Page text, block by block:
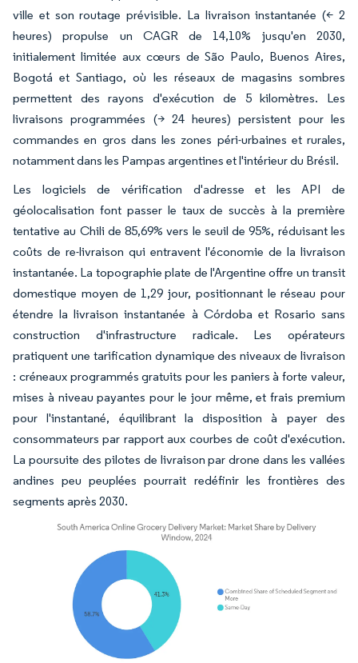
ville et son routage prévisible. La livraison instantanée (< 2
heures) propulse un CAGR de 14,10% jusqu'en 2030,
initialement limitée aux cœurs de São Paulo, Buenos Aires,
Bogotá et Santiago, où les réseaux de magasins sombres
permettent des rayons d'exécution de 5 kilomètres. Les
livraisons programmées (> 24 heures) persistent pour les
commandes en gros dans les zones péri-urbaines et rurales,
notamment dans les Pampas argentines et l'intérieur du Brésil.
Les logiciels de vérification d'adresse et les API de
géolocalisation font passer le taux de succès à la première
tentative au Chili de 85,69% vers le seuil de 95%, réduisant les
coûts de re-livraison qui entravent l'économie de la livraison
instantanée. La topographie plate de l'Argentine offre un transit
domestique moyen de 1,29 jour, positionnant le réseau pour
étendre la livraison instantanée à Córdoba et Rosario sans
construction d'infrastructure radicale. Les opérateurs
pratiquent une tarification dynamique des niveaux de livraison
: créneaux programmés gratuits pour les paniers à forte valeur,
mises à niveau payantes pour le jour même, et frais premium
pour l'instantané, équilibrant la disposition à payer des
consommateurs par rapport aux courbes de coût d'exécution.
La poursuite des pilotes de livraison par drone dans les vallées
andines peu peuplées pourrait redéfinir les frontières des
segments après 2030.